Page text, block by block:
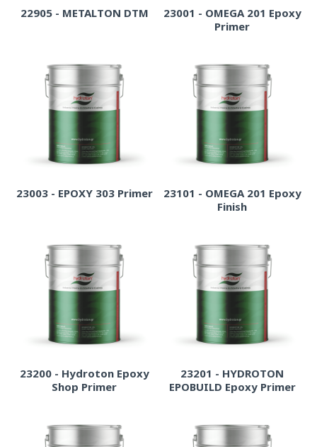
22905 - METALTON DTM
23001 - OMEGA 201 Epoxy
Primer
23003 - EPOXY 303 Primer
23101 - OMEGA 201 Epoxy
Finish
23200 - Hydroton Epoxy
Shop Primer
23201 - HYDROTON
EPOBUILD Epoxy Primer